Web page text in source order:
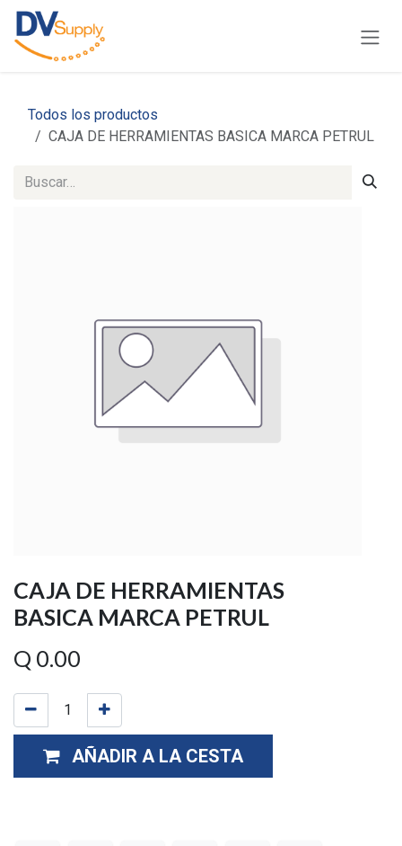
Ir al contenido
Todos los productos
CAJA DE HERRAMIENTAS BASICA MARCA PETRUL
CAJA DE HERRAMIENTAS
BASICA MARCA PETRUL
Q 0.00
AÑADIR A LA CESTA